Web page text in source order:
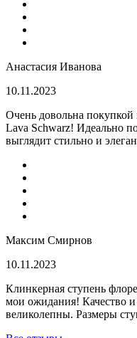
Анастасия Иванова
10.11.2023
Очень довольна
Lava Schwarz! Идеально
выглядит стильно и
Максим Смирнов
10.11.2023
Клинкерная ступень
мои ожидания! Качество и
великолепны. Размеры